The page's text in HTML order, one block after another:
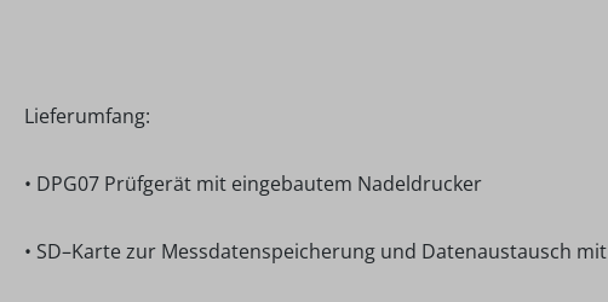
Lieferumfang:
• DPG07 Prüfgerät mit eingebautem Nadeldrucker
• SD–Karte zur Messdatenspeicherung und Datenaustausch mit